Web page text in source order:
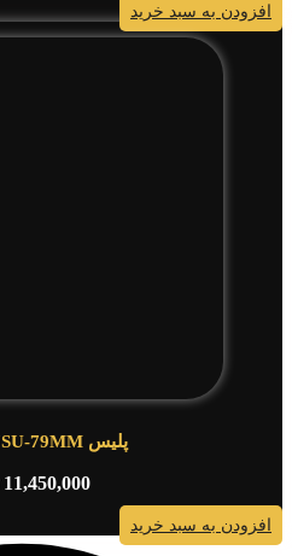
افزودن به سبد خرید
پلیس PL.15919JSU-79MM
11,450,000
افزودن به سبد خرید